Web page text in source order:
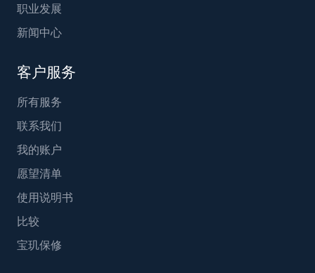
职业发展
新闻中心
客户服务
所有服务
联系我们
我的账户
愿望清单
使用说明书
比较
宝玑保修